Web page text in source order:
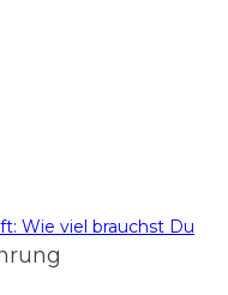
Wie viel brauchst Du